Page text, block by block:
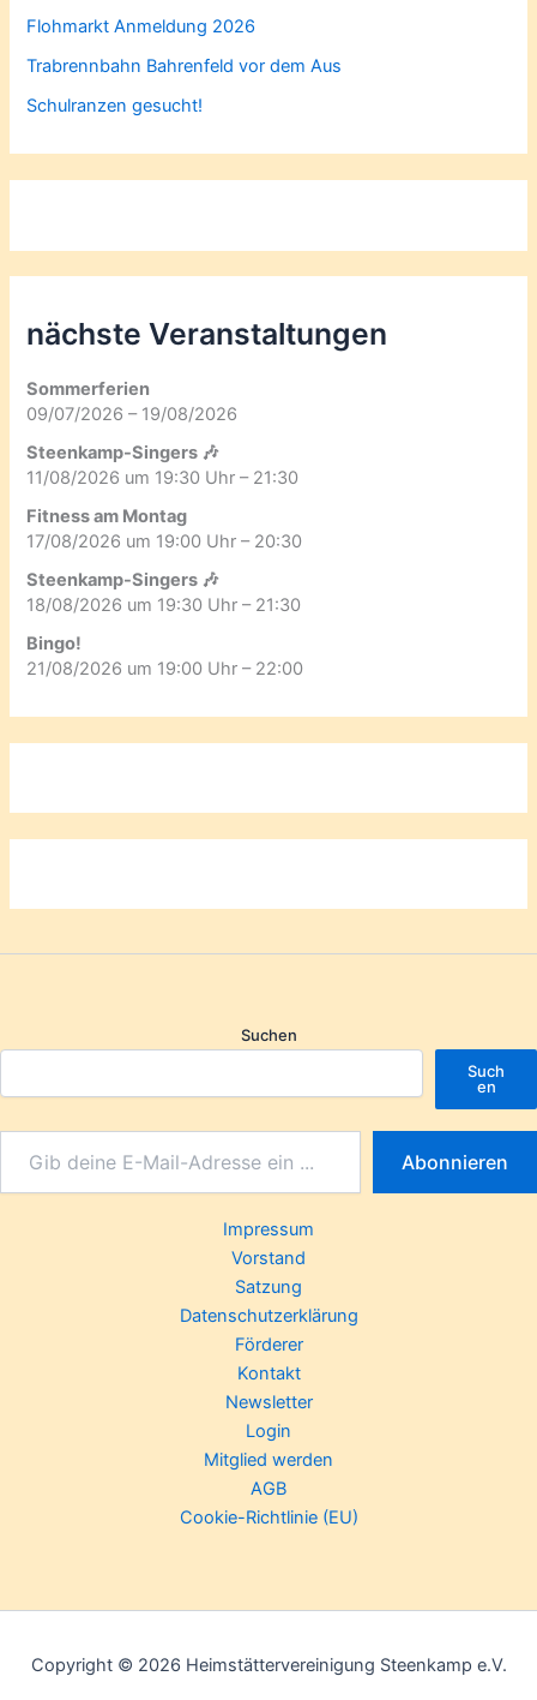
Flohmarkt Anmeldung 2026
Trabrennbahn Bahrenfeld vor dem Aus
Schulranzen gesucht!
nächste Veranstaltungen
Sommerferien
09/07/2026 – 19/08/2026
Steenkamp-Singers 🎶
11/08/2026 um 19:30 Uhr – 21:30
Fitness am Montag
17/08/2026 um 19:00 Uhr – 20:30
Steenkamp-Singers 🎶
18/08/2026 um 19:30 Uhr – 21:30
Bingo!
21/08/2026 um 19:00 Uhr – 22:00
Suchen
Such
en
Abonnieren
Impressum
Vorstand
Satzung
Datenschutzerklärung
Förderer
Kontakt
Newsletter
Login
Mitglied werden
AGB
Cookie-Richtlinie (EU)
Copyright © 2026 Heimstättervereinigung Steenkamp e.V.